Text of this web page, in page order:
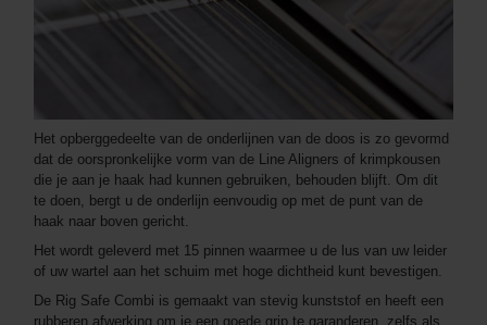
Het opberggedeelte van de onderlijnen van de doos is zo gevormd
dat de oorspronkelijke vorm van de Line Aligners of krimpkousen
die je aan je haak had kunnen gebruiken, behouden blijft. Om dit
te doen, bergt u de onderlijn eenvoudig op met de punt van de
haak naar boven gericht.
Het wordt geleverd met 15 pinnen waarmee u de lus van uw leider
of uw wartel aan het schuim met hoge dichtheid kunt bevestigen.
De Rig Safe Combi is gemaakt van stevig kunststof en heeft een
rubberen afwerking om je een goede grip te garanderen, zelfs als